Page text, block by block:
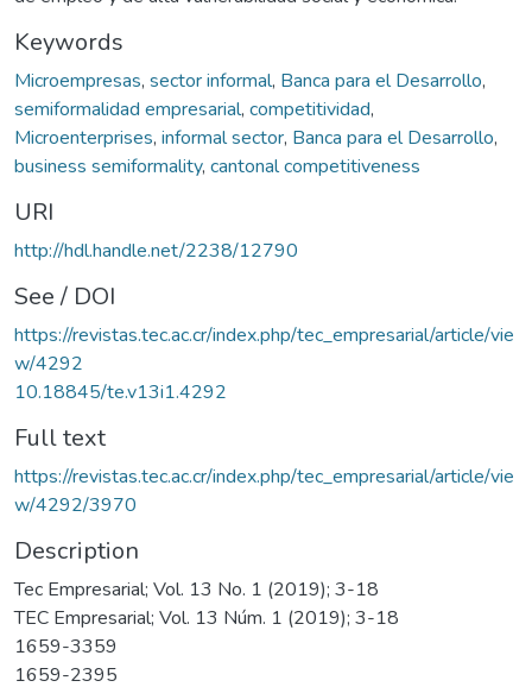
Keywords
Microempresas, sector informal, Banca para el Desarrollo,
semiformalidad empresarial, competitividad,
Microenterprises, informal sector, Banca para el Desarrollo,
business semiformality, cantonal competitiveness
URI
http://hdl.handle.net/2238/12790
See / DOI
https://revistas.tec.ac.cr/index.php/tec_empresarial/article/vie
w/4292
10.18845/te.v13i1.4292
Full text
https://revistas.tec.ac.cr/index.php/tec_empresarial/article/vie
w/4292/3970
Description
Tec Empresarial; Vol. 13 No. 1 (2019); 3-18
TEC Empresarial; Vol. 13 Núm. 1 (2019); 3-18
1659-3359
1659-2395